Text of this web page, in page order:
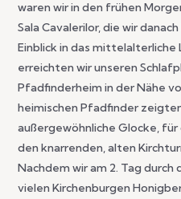
waren wir in den frühen
Sala Cavalerilor, die wir
Einblick in das mittelalterliche
erreichten wir unseren
Pfadfinderheim in der Nähe
heimischen Pfadfinder
außergewöhnliche Glocke,
den knarrenden, alten
Nachdem wir am 2. Tag
vielen Kirchenburgen